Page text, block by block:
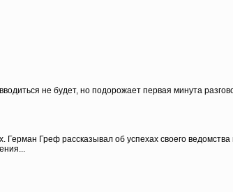
не будет, но подорожает первая минута
Греф рассказывал об успехах своего